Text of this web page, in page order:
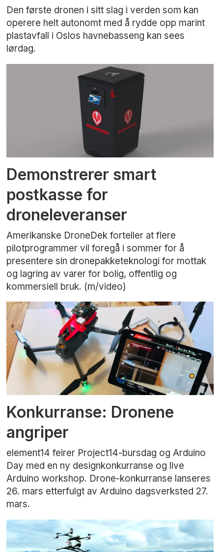
Den første dronen i sitt slag i verden som kan
operere helt autonomt med å rydde opp marint
plastavfall i Oslos havnebasseng kan sees
lørdag.
Demonstrerer smart
postkasse for
droneleveranser
Amerikanske DroneDek forteller at flere
pilotprogrammer vil foregå i sommer for å
presentere sin dronepakketeknologi for mottak
og lagring av varer for bolig, offentlig og
kommersiell bruk. (m/video)
Konkurranse: Dronene
angriper
element14 feirer Project14-bursdag og Arduino
Day med en ny designkonkurranse og live
Arduino workshop. Drone-konkurranse lanseres
26. mars etterfulgt av Arduino dagsverksted 27.
mars.